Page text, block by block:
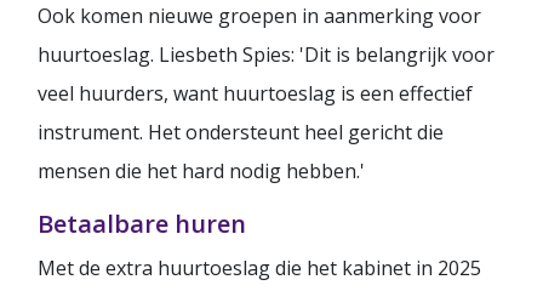
Ook komen nieuwe groepen in aanmerking voor
huurtoeslag. Liesbeth Spies: 'Dit is belangrijk voor
veel huurders, want huurtoeslag is een effectief
instrument. Het ondersteunt heel gericht die
mensen die het hard nodig hebben.'
Betaalbare huren
Met de extra huurtoeslag die het kabinet in 2025